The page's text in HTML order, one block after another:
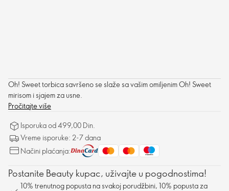
Oh! Sweet torbica savršeno se slaže sa vašim omiljenim Oh! Sweet
mirisom i sjajem za usne.
Pročitajte više
Isporuka od 499,00 Din.
Vreme isporuke: 2-7 dana
Načini plaćanja:
Postanite Beauty kupac, uživajte u pogodnostima!
10% trenutnog popusta na svakoj porudžbini, 10% popusta za